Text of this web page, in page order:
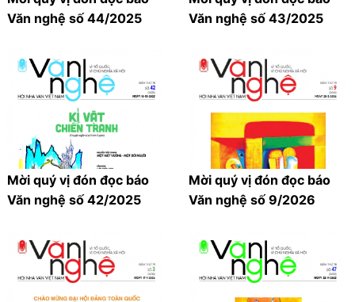
Văn nghệ số 44/2025
Văn nghệ số 43/2025
Mời quý vị đón đọc báo
Văn nghệ số 42/2025
Mời quý vị đón đọc báo
Văn nghệ số 9/2026